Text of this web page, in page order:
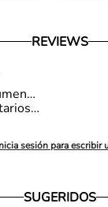
REVIEWS
sesión para escribir
SUGERIDOS